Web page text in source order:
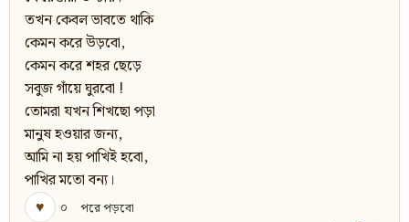
তখন কেবল ভাবতে থাকি
কেমন করে উড়বো,
কেমন করে শহর ছেড়ে
সবুজ গাঁয়ে ঘুরবো !
তোমরা যখন শিখছো পড়া
মানুষ হওয়ার জন্য,
আমি না হয় পাখিই হবো,
পাখির মতো বন্য।
♥
০ পরে পড়বো